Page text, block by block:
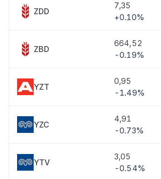
ZDD
7,35
+0.10%
ZBD
664,52
-0.19%
YZT
0,95
-1.49%
YZC
4,91
-0.73%
YTV
3,05
-0.54%